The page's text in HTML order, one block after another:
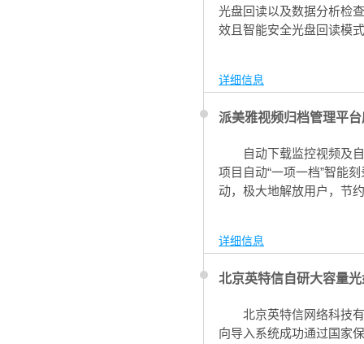
光盘回读以及数据分析检
效且智能安全光盘回读模
详细信息
派美雅视频归档管理平
自动下载监控视频及
项目自动“一项一档”智能
动，极大地解放用户，节
详细信息
北京英特信自研大容量
北京英特信网络科技
向导入系统成功通过国家